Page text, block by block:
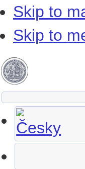
Skip to
Skip to